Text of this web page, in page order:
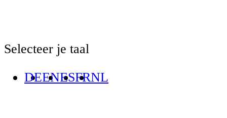
Selecteer je taal
DEENESFRNL